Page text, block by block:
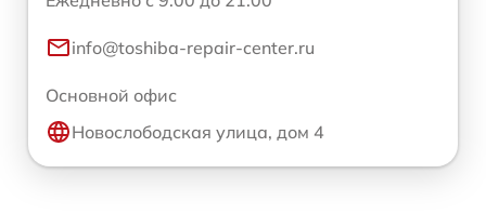
info@toshiba-repair-center.ru
Основной офис
Новослободская улица, дом 4